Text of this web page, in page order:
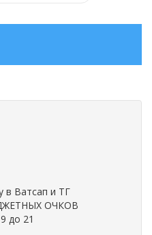
Ватсап и ТГ
ОЧКОВ
до 21